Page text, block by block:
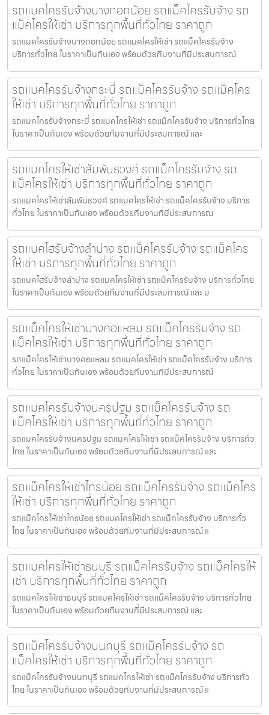
รถแมคโครรับจ้างบางกอกน้อย รถแม็คโครรับจ้าง รถ
แม็คโครให้เช่า บริการทุกพื้นที่ทั่วไทย ราคาถูก
รถแมคโครรับจ้างบางกอกน้อย รถแมคโครให้เช่า รถแม็คโครรับจ้าง
บริการทั่วไทย ในราคาเป็นกันเอง พร้อมด้วยทีมงานที่มีประสบการณ์
รถแมคโครรับจ้างกระบี่ รถแม็คโครรับจ้าง รถแม็คโคร
ให้เช่า บริการทุกพื้นที่ทั่วไทย ราคาถูก
รถแมคโครรับจ้างกระบี่ รถแมคโครให้เช่า รถแม็คโครรับจ้าง บริการทั่วไทย
ในราคาเป็นกันเอง พร้อมด้วยทีมงานที่มีประสบการณ์ และ
รถแมคโครให้เช่าสัมพันธวงศ์ รถแม็คโครรับจ้าง รถ
แม็คโครให้เช่า บริการทุกพื้นที่ทั่วไทย ราคาถูก
รถแมคโครให้เช่าสัมพันธวงศ์ รถแมคโครให้เช่า รถแม็คโครรับจ้าง บริการ
ทั่วไทย ในราคาเป็นกันเอง พร้อมด้วยทีมงานที่มีประสบการณ
รถแบคโฮรับจ้างลำปาง รถแม็คโครรับจ้าง รถแม็คโคร
ให้เช่า บริการทุกพื้นที่ทั่วไทย ราคาถูก
รถแบคโฮรับจ้างลำปาง รถแมคโครให้เช่า รถแม็คโครรับจ้าง บริการทั่วไทย
ในราคาเป็นกันเอง พร้อมด้วยทีมงานที่มีประสบการณ์ และ ม
รถแม็คโครให้เช่าบางคอแหลม รถแม็คโครรับจ้าง รถ
แม็คโครให้เช่า บริการทุกพื้นที่ทั่วไทย ราคาถูก
รถแม็คโครให้เช่าบางคอแหลม รถแมคโครให้เช่า รถแม็คโครรับจ้าง บริการ
ทั่วไทย ในราคาเป็นกันเอง พร้อมด้วยทีมงานที่มีประสบการณ์
รถแมคโครรับจ้างนครปฐม รถแม็คโครรับจ้าง รถ
แม็คโครให้เช่า บริการทุกพื้นที่ทั่วไทย ราคาถูก
รถแมคโครรับจ้างนครปฐม รถแมคโครให้เช่า รถแม็คโครรับจ้าง บริการทั่ว
ไทย ในราคาเป็นกันเอง พร้อมด้วยทีมงานที่มีประสบการณ์ และ
รถแม็คโครให้เช่าไทรน้อย รถแม็คโครรับจ้าง รถแม็คโคร
ให้เช่า บริการทุกพื้นที่ทั่วไทย ราคาถูก
รถแม็คโครให้เช่าไทรน้อย รถแมคโครให้เช่า รถแม็คโครรับจ้าง บริการทั่ว
ไทย ในราคาเป็นกันเอง พร้อมด้วยทีมงานที่มีประสบการณ์ แ
รถแมคโครให้เช่าธนบุรี รถแม็คโครรับจ้าง รถแม็คโครให้
เช่า บริการทุกพื้นที่ทั่วไทย ราคาถูก
รถแมคโครให้เช่าธนบุรี รถแมคโครให้เช่า รถแม็คโครรับจ้าง บริการทั่วไทย
ในราคาเป็นกันเอง พร้อมด้วยทีมงานที่มีประสบการณ์ และ
รถแม็คโครรับจ้างนนทบุรี รถแม็คโครรับจ้าง รถ
แม็คโครให้เช่า บริการทุกพื้นที่ทั่วไทย ราคาถูก
รถแม็คโครรับจ้างนนทบุรี รถแมคโครให้เช่า รถแม็คโครรับจ้าง บริการทั่ว
ไทย ในราคาเป็นกันเอง พร้อมด้วยทีมงานที่มีประสบการณ์ แ